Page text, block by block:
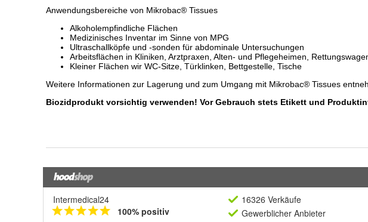
Intermedical24
100% positiv
16326 Verkäufe
Gewerblicher Anbieter